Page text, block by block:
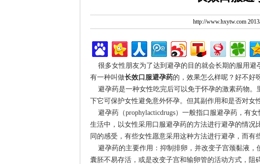
http://www.hxytw.com
很多女性朋友为了达到避孕的目的就会长期的服用避
有一种叫做长效口服避孕药的，效果怎么样呢？好不好
避孕药是一种女性吃完后可以免于怀孕的激素药物。
下它可保护女性避免意外怀孕。但其副作用和是否对女
避孕药（prophylacticdrugs）一般指口服避孕药，有
生活中，以女性采用口服避孕药的方法进行避孕的情况
同的感受，有些女性愿意采用这种方法进行避孕，而有
避孕药的主要作用：抑制排卵，并改变子宫颈黏液，
囊胚不易存活，或是改变子宫和输卵管的活动方式，阻